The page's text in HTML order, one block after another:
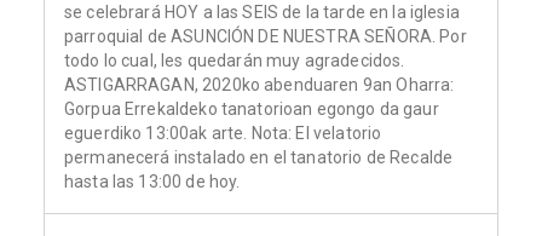
se celebrará HOY a las SEIS de la tarde en la iglesia
parroquial de ASUNCIÓN DE NUESTRA SEÑORA. Por
todo lo cual, les quedarán muy agradecidos.
ASTIGARRAGAN, 2020ko abenduaren 9an Oharra:
Gorpua Errekaldeko tanatorioan egongo da gaur
eguerdiko 13:00ak arte. Nota: El velatorio
permanecerá instalado en el tanatorio de Recalde
hasta las 13:00 de hoy.